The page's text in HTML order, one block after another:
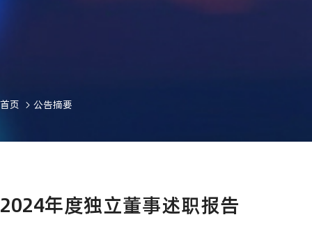
首页 公告摘要
2024年度独立董事述职报告